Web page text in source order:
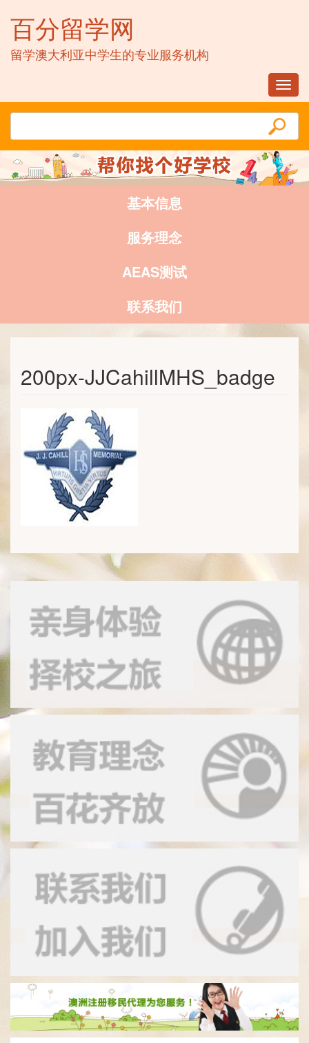
百分留学网
留学澳大利亚中学生的专业服务机构
基本信息
服务理念
AEAS测试
联系我们
200px-JJCahillMHS_badge